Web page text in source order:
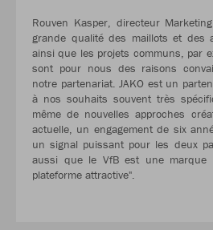
Rouven Kasper, directeur
grande qualité des maillots et des
ainsi que les projets communs, par
sont pour nous des raisons
notre partenariat. JAKO est un
à nos souhaits souvent très
même de nouvelles approches
actuelle, un engagement de six
un signal puissant pour les deux
aussi que le VfB est une
plateforme attractive".